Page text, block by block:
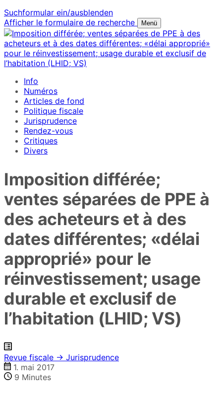
Suchformular ein/ausblenden
Afficher le formulaire de recherche
Menü
Info
Numéros
Articles de fond
Politique fiscale
Jurisprudence
Rendez-vous
Critiques
Divers
Imposition différée;
ventes séparées de PPE à
des acheteurs et à des
dates différentes; «délai
approprié» pour le
réinvestissement; usage
durable et exclusif de
l’habitation (LHID; VS)
Revue fiscale → Jurisprudence
1. mai 2017
9 Minutes